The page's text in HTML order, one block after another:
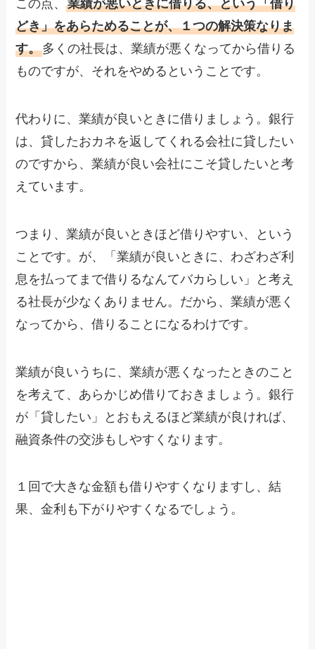
この点、業績が悪いときに借りる、という「借り
どき」をあらためることが、１つの解決策なりま
す。多くの社長は、業績が悪くなってから借りる
ものですが、それをやめるということです。
代わりに、業績が良いときに借りましょう。銀行
は、貸したおカネを返してくれる会社に貸したい
のですから、業績が良い会社にこそ貸したいと考
えています。
つまり、業績が良いときほど借りやすい、という
ことです。が、「業績が良いときに、わざわざ利
息を払ってまで借りるなんてバカらしい」と考え
る社長が少なくありません。だから、業績が悪く
なってから、借りることになるわけです。
業績が良いうちに、業績が悪くなったときのこと
を考えて、あらかじめ借りておきましょう。銀行
が「貸したい」とおもえるほど業績が良ければ、
融資条件の交渉もしやすくなります。
１回で大きな金額も借りやすくなりますし、結
果、金利も下がりやすくなるでしょう。